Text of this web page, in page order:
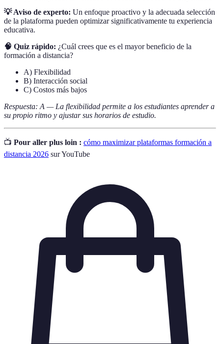
💡 Aviso de experto: Un enfoque proactivo y la adecuada selección
de la plataforma pueden optimizar significativamente tu experiencia
educativa.
🧠 Quiz rápido: ¿Cuál crees que es el mayor beneficio de la
formación a distancia?
A) Flexibilidad
B) Interacción social
C) Costos más bajos
Respuesta: A — La flexibilidad permite a los estudiantes aprender a
su propio ritmo y ajustar sus horarios de estudio.
📺 Pour aller plus loin : cómo maximizar plataformas formación a
distancia 2026 sur YouTube